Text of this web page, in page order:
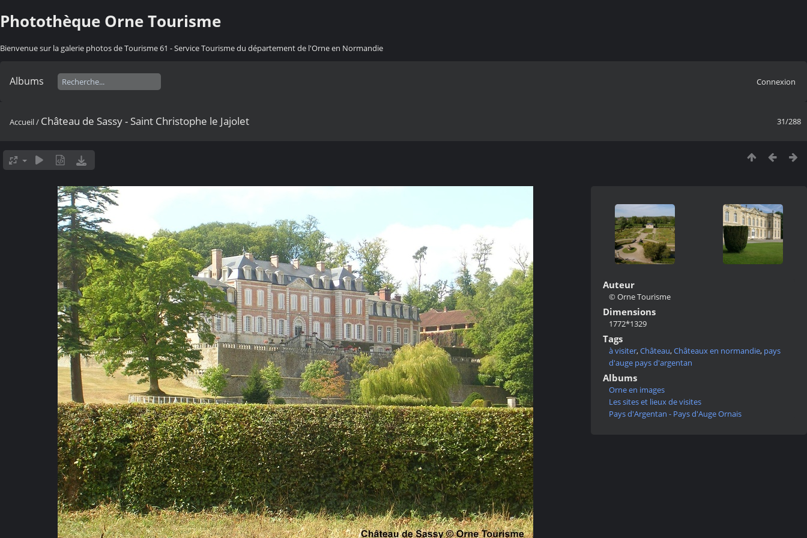
Photothèque Orne Tourisme
Bienvenue sur la galerie photos de Tourisme 61 - Service Tourisme du département de l'Orne en Normandie
Albums Connexion
31/288
Accueil/ Château de Sassy - Saint Christophe le Jajolet
Auteur
© Orne Tourisme
Dimensions
1772*1329
Tags
à visiter,Château,Châteaux en normandie, pays
d'auge pays d'argentan
Albums
Orne en images
Les sites et lieux de visites
Pays d'Argentan - Pays d'Auge Ornais